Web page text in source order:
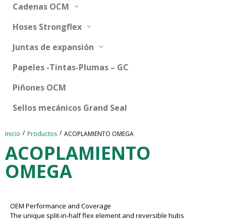
Cadenas OCM
Hoses Strongflex
Juntas de expansión
Papeles -Tintas-Plumas – GC
Piñones OCM
Sellos mecánicos Grand Seal
Inicio / Productos / ACOPLAMIENTO OMEGA
ACOPLAMIENTO
OMEGA
OEM Performance and Coverage
The unique split-in-half flex element and reversible hubs